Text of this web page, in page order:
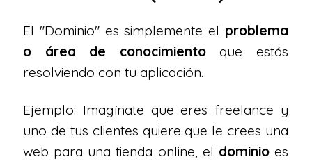
El "Dominio" es simplemente el problema
o área de conocimientoque estás
resolviendo con tu aplicación.
Ejemplo: Imagínate que eres freelance y
uno de tus clientes quiere que le crees una
web para una tienda online, el dominioes